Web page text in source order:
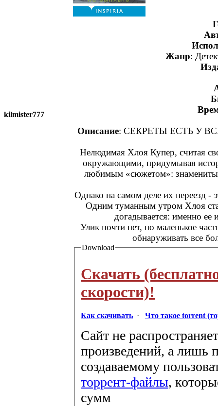
kilmister777
Жанр:
Описание: СЕКРЕТЫ ЕСТЬ У
Нелюдимая Хлоя Купер, считая
окружающими, придумывая
любимым «сюжетом»:
Однако на самом деле их переезд -
Одним туманным утром Хлоя
догадывается: именно ее
Улик почти нет, но маленькое
обнаруживать все
Download
Скачать
скорости)!
Как скачивать · Что такое torrent
Сайт не
произведений, а лишь
создаваемому
торрент-файлы,
сумм